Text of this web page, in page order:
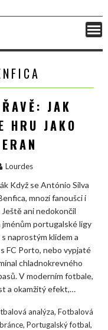
JAK
HRU JAKO
Lourdes
Když se António Silva
mnozí fanoušci i
ani nedokončil
portugalské ligy
naprostým klidem a
FC Porto, nebo vypjaté
chladnokrevného
V moderním fotbale,
a okamžitý efekt,…
analýza, Fotbalová
, Portugalský fotbal,